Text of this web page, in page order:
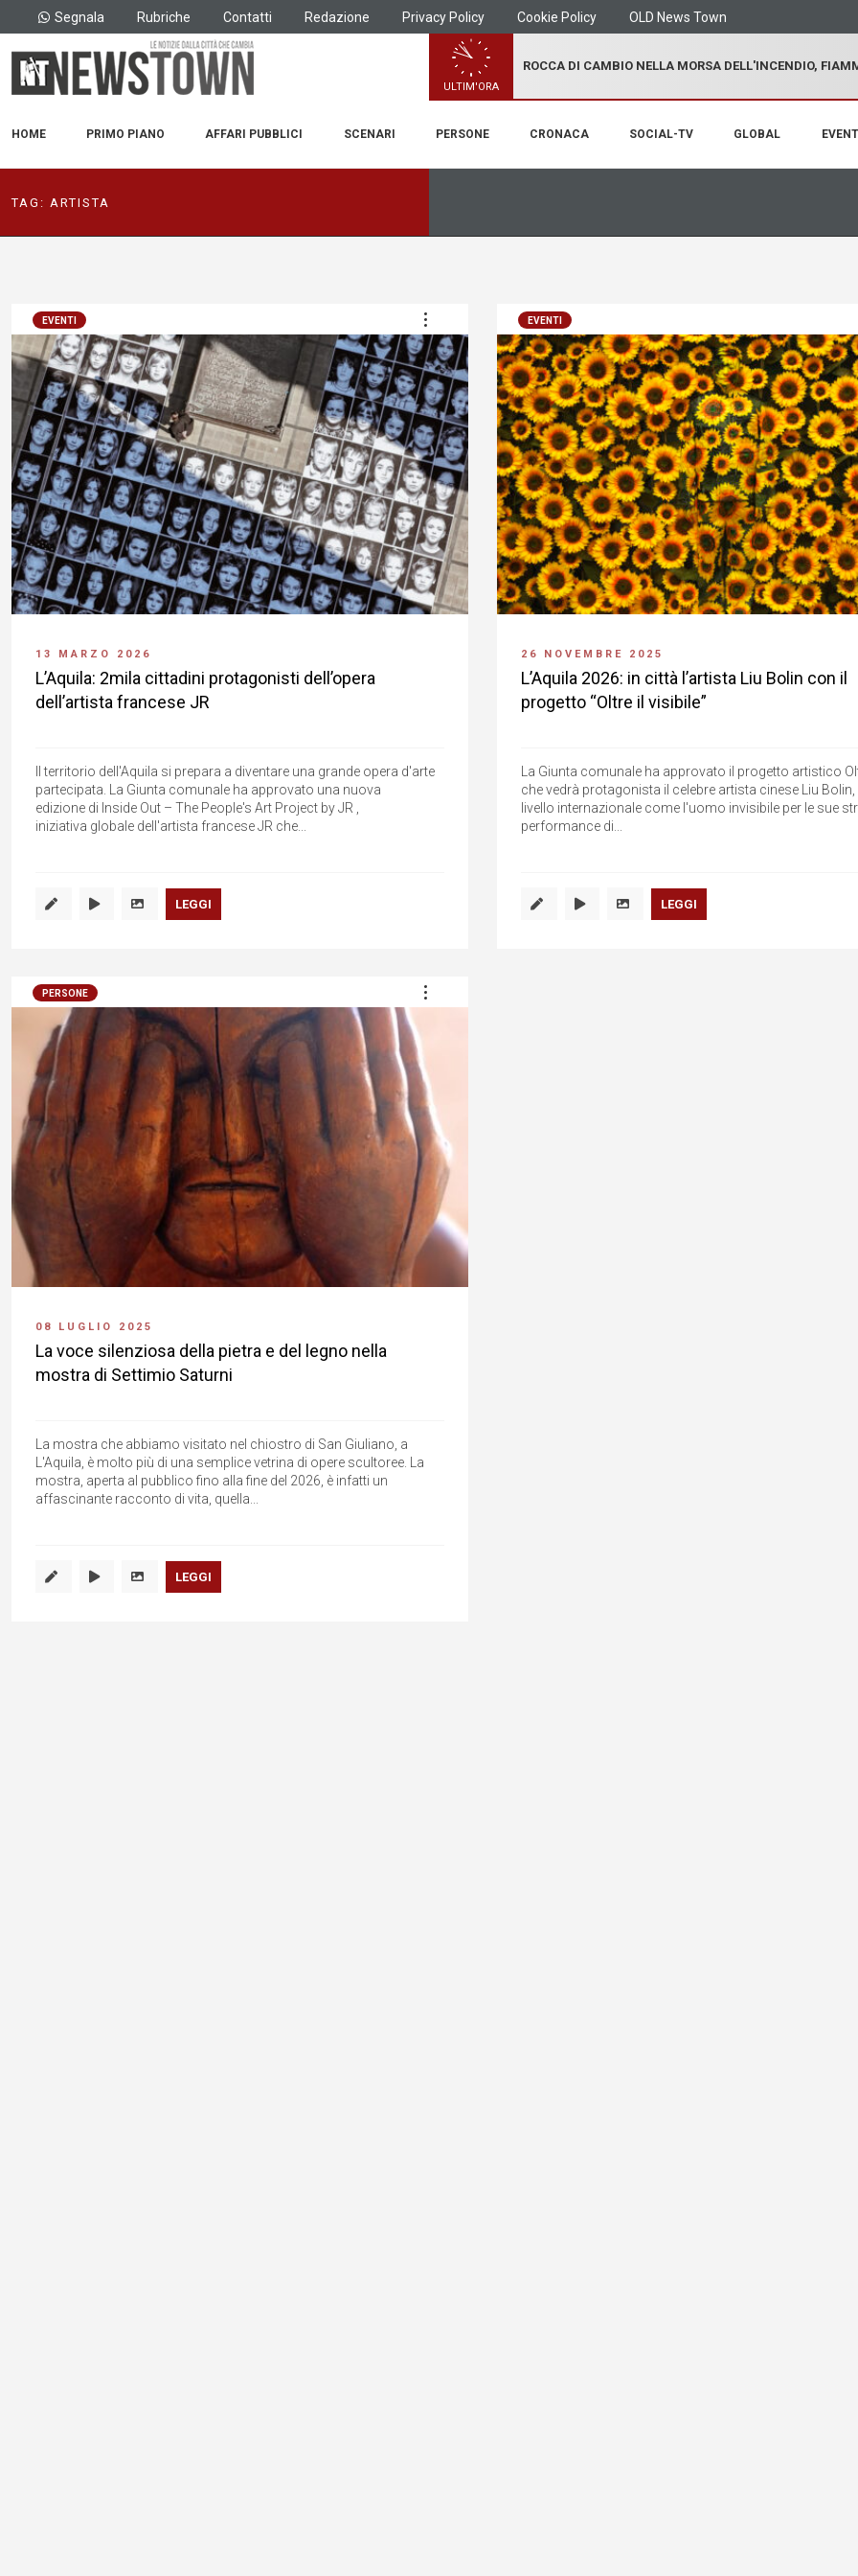
Segnala Rubriche Contatti Redazione Privacy Policy Cookie Policy OLD News Town
ULTIM'ORA
ROCCA DI CAMBIO NELLA MORSA DELL'INCENDIO,
HOME PRIMO PIANO AFFARI PUBBLICI SCENARI PERSONE CRONACA SOCIAL-TV GLOBAL EVENTI
TAG: ARTISTA
EVENTI
13 MARZO 2026
L’Aquila: 2mila cittadini protagonisti dell’opera
dell’artista francese JR
Il territorio dell'Aquila si prepara a diventare una grande opera d'arte
partecipata. La Giunta comunale ha approvato una nuova
edizione di Inside Out – The People's Art Project by JR ,
iniziativa globale dell'artista francese JR che...
LEGGI
EVENTI
26 NOVEMBRE 2025
L’Aquila 2026: in città l’artista Liu Bolin con il
progetto “Oltre il visibile”
La Giunta comunale ha approvato il progetto artistico
che vedrà protagonista il celebre artista cinese Liu
livello internazionale come l'uomo invisibile per le sue
performance di...
LEGGI
PERSONE
08 LUGLIO 2025
La voce silenziosa della pietra e del legno nella
mostra di Settimio Saturni
La mostra che abbiamo visitato nel chiostro di San Giuliano, a
L'Aquila, è molto più di una semplice vetrina di opere scultoree. La
mostra, aperta al pubblico fino alla fine del 2026, è infatti un
affascinante racconto di vita, quella...
LEGGI